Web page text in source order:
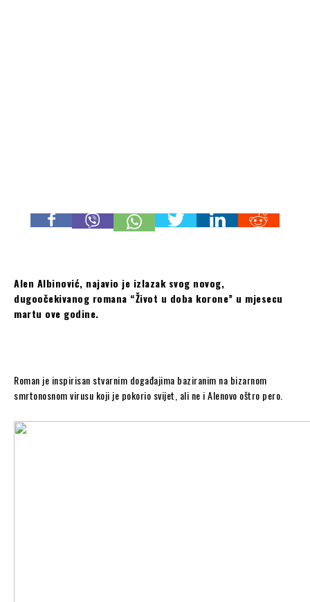
Alen Albinović, najavio je izlazak svog novog,
dugoočekivanog romana “Život u doba korone” u mjesecu
martu ove godine.
Roman je inspirisan stvarnim događajima baziranim na bizarnom
smrtonosnom virusu koji je pokorio svijet, ali ne i Alenovo oštro pero.